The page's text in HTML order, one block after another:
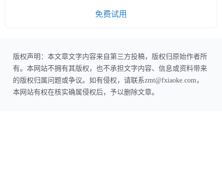
免费试用
版权声明：本文章文字内容来自第三方投稿，版权归原始作者所
有。本网站不拥有其版权，也不承担文字内容、信息或资料带来
的版权归属问题或争议。如有侵权，请联系zmt@fxiaoke.com，
本网站有权在核实确属侵权后，予以删除文章。